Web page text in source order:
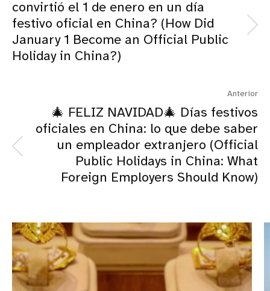
convirtió el 1 de enero en un día
festivo oficial en China? (How Did
January 1 Become an Official Public
Holiday in China?)
Anterior
🎄 FELIZ NAVIDAD🎄 Días festivos
oficiales en China: lo que debe saber
un empleador extranjero (Official
Public Holidays in China: What
Foreign Employers Should Know)